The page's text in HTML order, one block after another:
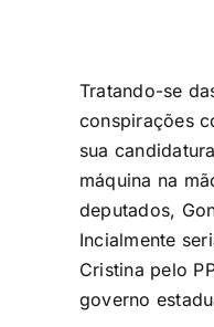
Tratando-se
conspirações
sua
máquina na
deputados,
Incialmente
Cristina pelo
governo